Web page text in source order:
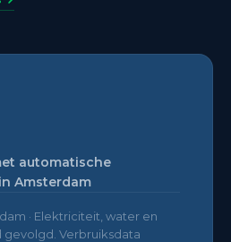
automatische
Amsterdam
· Elektriciteit, water en
Verbruiksdata